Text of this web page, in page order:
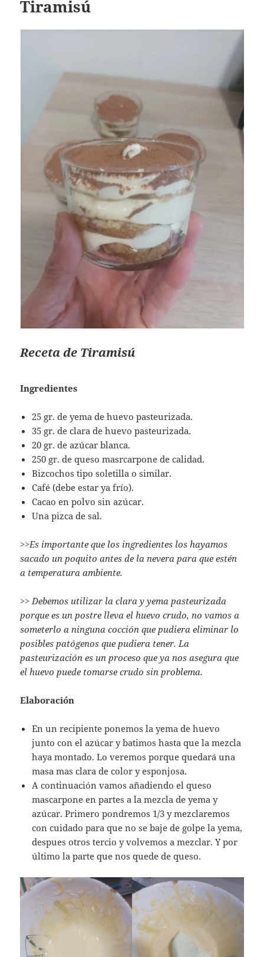
Tiramisú
Receta de Tiramisú
Ingredientes
25 gr. de yema de huevo pasteurizada.
35 gr. de clara de huevo pasteurizada.
20 gr. de azúcar blanca.
250 gr. de queso masrcarpone de calidad.
Bizcochos tipo soletilla o similar.
Café (debe estar ya frío).
Cacao en polvo sin azúcar.
Una pizca de sal.
>>Es importante que los ingredientes los hayamos
sacado un poquito antes de la nevera para que estén
a temperatura ambiente.
>> Debemos utilizar la clara y yema pasteurizada
porque es un postre lleva el huevo crudo, no vamos a
someterlo a ninguna cocción que pudiera eliminar lo
posibles patógenos que pudiera tener. La
pasteurización es un proceso que ya nos asegura que
el huevo puede tomarse crudo sin problema.
Elaboración
En un recipiente ponemos la yema de huevo
junto con el azúcar y batimos hasta que la mezcla
haya montado. Lo veremos porque quedará una
masa mas clara de color y esponjosa.
A continuación vamos añadiendo el queso
mascarpone en partes a la mezcla de yema y
azúcar. Primero pondremos 1/3 y mezclaremos
con cuidado para que no se baje de golpe la yema,
despues otros tercio y volvemos a mezclar. Y por
último la parte que nos quede de queso.